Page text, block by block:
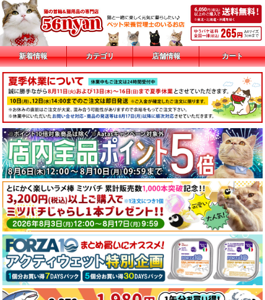
新着情報 カテゴリ 店舗情報 カート